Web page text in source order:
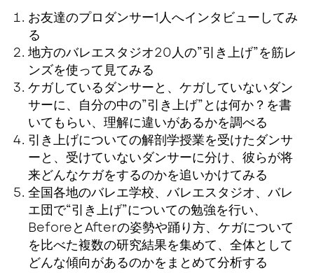
お友達のプロダンサー1人へインタビューしてみ
る
地方のバレエスタジオ20人の”引き上げ”を筋レ
ンズを使って見てみる
ケガしているダンサーと、ケガしていないダン
サーに、自分の中の”引き上げ”とは何か？を書
いてもらい、理解に違いがあるかを調べる
引き上げについての解剖学授業を受けたダンサ
ーと、受けていないダンサーに分け、彼らが将
来どんなケガをするのかを追いかけてみる
全国各地のバレエ学校、バレエスタジオ、バレ
エ団で“引き上げ”についての勉強を行い、
BeforeとAfterの姿勢や踊り方、ケガについて
を比べた複数の研究結果を集めて、全体として
どんな傾向があるのかをまとめて分析する